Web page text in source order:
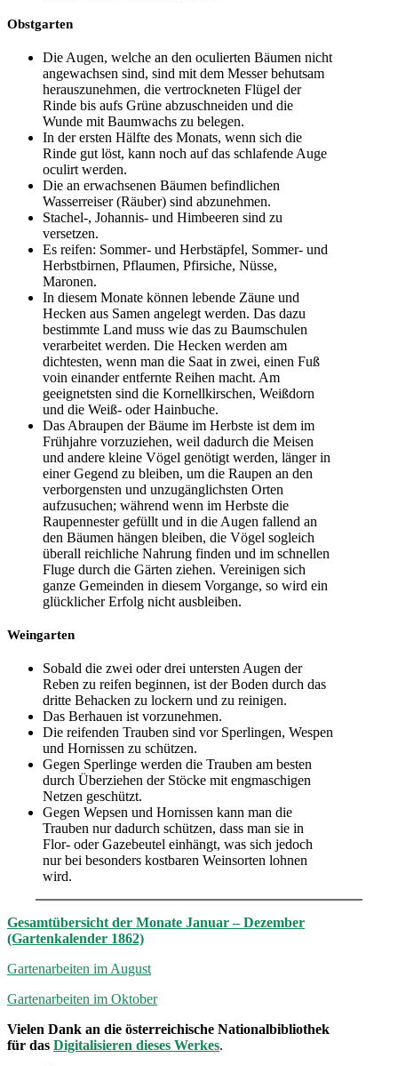
Obstgarten
Die Augen, welche an den oculierten Bäumen nicht
angewachsen sind, sind mit dem Messer behutsam
herauszunehmen, die vertrockneten Flügel der
Rinde bis aufs Grüne abzuschneiden und die
Wunde mit Baumwachs zu belegen.
In der ersten Hälfte des Monats, wenn sich die
Rinde gut löst, kann noch auf das schlafende Auge
oculirt werden.
Die an erwachsenen Bäumen befindlichen
Wasserreiser (Räuber) sind abzunehmen.
Stachel-, Johannis- und Himbeeren sind zu
versetzen.
Es reifen: Sommer- und Herbstäpfel, Sommer- und
Herbstbirnen, Pflaumen, Pfirsiche, Nüsse,
Maronen.
In diesem Monate können lebende Zäune und
Hecken aus Samen angelegt werden. Das dazu
bestimmte Land muss wie das zu Baumschulen
verarbeitet werden. Die Hecken werden am
dichtesten, wenn man die Saat in zwei, einen Fuß
voin einander entfernte Reihen macht. Am
geeignetsten sind die Kornellkirschen, Weißdorn
und die Weiß- oder Hainbuche.
Das Abraupen der Bäume im Herbste ist dem im
Frühjahre vorzuziehen, weil dadurch die Meisen
und andere kleine Vögel genötigt werden, länger in
einer Gegend zu bleiben, um die Raupen an den
verborgensten und unzugänglichsten Orten
aufzusuchen; während wenn im Herbste die
Raupennester gefüllt und in die Augen fallend an
den Bäumen hängen bleiben, die Vögel sogleich
überall reichliche Nahrung finden und im schnellen
Fluge durch die Gärten ziehen. Vereinigen sich
ganze Gemeinden in diesem Vorgange, so wird ein
glücklicher Erfolg nicht ausbleiben.
Weingarten
Sobald die zwei oder drei untersten Augen der
Reben zu reifen beginnen, ist der Boden durch das
dritte Behacken zu lockern und zu reinigen.
Das Berhauen ist vorzunehmen.
Die reifenden Trauben sind vor Sperlingen, Wespen
und Hornissen zu schützen.
Gegen Sperlinge werden die Trauben am besten
durch Überziehen der Stöcke mit engmaschigen
Netzen geschützt.
Gegen Wepsen und Hornissen kann man die
Trauben nur dadurch schützen, dass man sie in
Flor- oder Gazebeutel einhängt, was sich jedoch
nur bei besonders kostbaren Weinsorten lohnen
wird.
Gesamtübersicht der Monate Januar – Dezember
(Gartenkalender 1862)
Gartenarbeiten im August
Gartenarbeiten im Oktober
Vielen Dank an die österreichische Nationalbibliothek
für das Digitalisieren dieses Werkes.